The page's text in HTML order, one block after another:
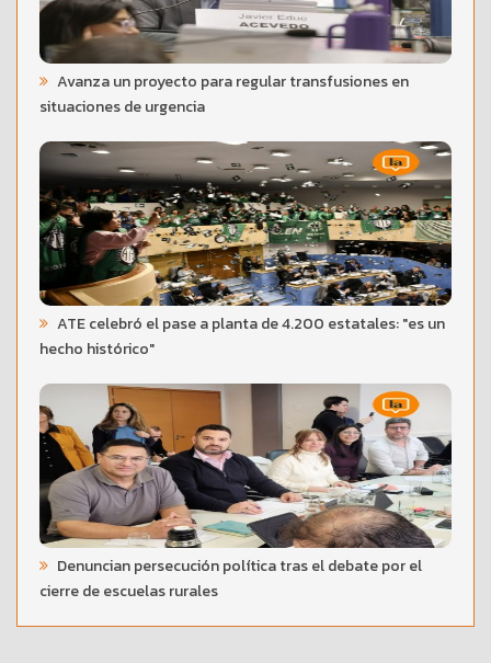
Avanza un proyecto para regular transfusiones en
situaciones de urgencia
ATE celebró el pase a planta de 4.200 estatales: "es un
hecho histórico"
Denuncian persecución política tras el debate por el
cierre de escuelas rurales